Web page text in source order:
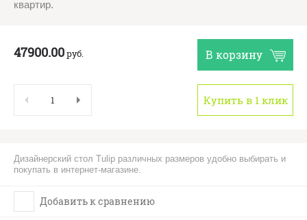
квартир.
47900.00руб. В корзину
Купить в 1 клик
Дизайнерский стол Tulip различных размеров удобно выбирать и
покупать в интернет-магазине.
Добавить к сравнению